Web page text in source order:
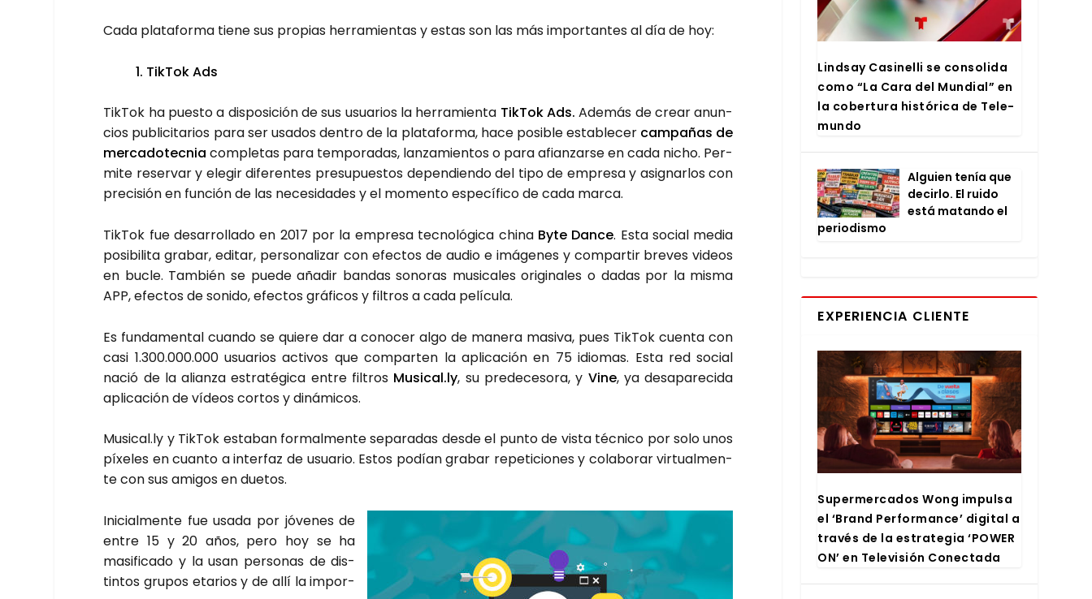
Cada pla­ta­for­ma tie­ne sus pro­pias herra­mien­tas y estas son las más impor­tan­tes al día de hoy:
1. Tik­Tok Ads
Tik­Tok ha pues­to a dis­po­si­ción de sus usua­rios la herra­mien­ta Tik­Tok Ads. Ade­más de crear anun­
cios publi­ci­ta­rios para ser usa­dos den­tro de la pla­ta­for­ma, hace posi­ble esta­ble­cer cam­pa­ñas de
mer­ca­do­tec­nia com­ple­tas para tem­po­ra­das, lan­za­mien­tos o para afian­zar­se en cada nicho. Per­
mi­te reser­var y ele­gir dife­ren­tes pre­su­pues­tos depen­dien­do del tipo de empre­sa y asig­nar­los con
pre­ci­sión en fun­ción de las nece­si­da­des y el momen­to espe­cí­fi­co de cada mar­ca.
Tik­Tok fue desa­rro­lla­do en 2017 por la empre­sa tec­no­ló­gi­ca chi­na Byte Dan­ce. Esta social media
posi­bi­li­ta gra­bar, edi­tar, per­so­na­li­zar con efec­tos de audio e imá­ge­nes y com­par­tir bre­ves videos
en bucle. Tam­bién se pue­de aña­dir ban­das sono­ras musi­ca­les ori­gi­na­les o dadas por la mis­ma
APP, efec­tos de soni­do, efec­tos grá­fi­cos y fil­tros a cada pelí­cu­la.
Es fun­da­men­tal cuan­do se quie­re dar a cono­cer algo de mane­ra masi­va, pues Tik­Tok cuen­ta con
casi 1.300.000.000 usua­rios acti­vos que com­par­ten la apli­ca­ción en 75 idio­mas. Esta red social
nació de la alian­za estra­té­gi­ca entre fil­tros Musical.ly, su pre­de­ce­so­ra, y Vine, ya des­apa­re­ci­da
apli­ca­ción de vídeos cor­tos y diná­mi­cos.
Musical.ly y Tik­Tok esta­ban for­mal­men­te sepa­ra­das des­de el pun­to de vis­ta téc­ni­co por solo unos
píxe­les en cuan­to a inter­faz de usua­rio. Estos podían gra­bar repe­ti­cio­nes y cola­bo­rar vir­tual­men­
te con sus ami­gos en due­tos.
Ini­cial­men­te fue usa­da por jóve­nes de
entre 15 y 20 años, pero hoy se ha
masi­fi­ca­do y la usan per­so­nas de dis­
tin­tos gru­pos eta­rios y de allí la impor­
Lind­say Casi­ne­lli se con­so­li­da
como “La Cara del Mun­dial” en
la cober­tu­ra his­tó­ri­ca de Tele­
mun­do
Alguien tenía que
decir­lo. El rui­do
está matan­do el
perio­dis­mo
EXPERIENCIA CLIENTE
Super­mer­ca­dos Wong impul­sa
el ‘Brand Per­for­man­ce’ digi­tal a
tra­vés de la estra­te­gia ‘POWER
ON’ en Tele­vi­sión Conec­ta­da